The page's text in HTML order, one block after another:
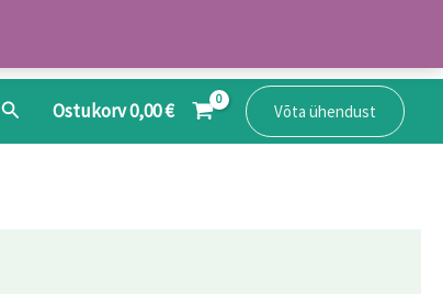
SearchOstukorv0,00€ Võta ühendust